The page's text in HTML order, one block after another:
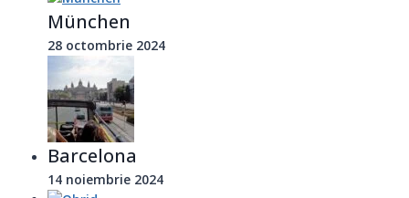
München
28 octombrie 2024
Barcelona
14 noiembrie 2024